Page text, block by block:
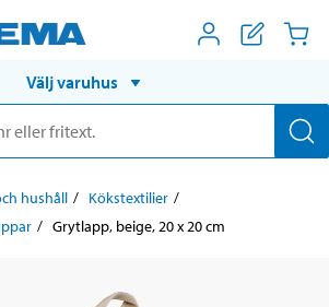
Välj varuhus
hushåll
Kökstextilier
Grytlapp, beige, 20 x 20 cm